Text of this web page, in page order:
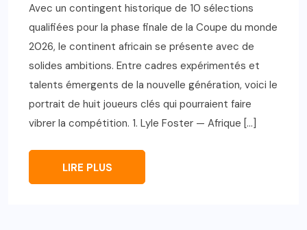
Avec un contingent historique de 10 sélections
qualifiées pour la phase finale de la Coupe du monde
2026, le continent africain se présente avec de
solides ambitions. Entre cadres expérimentés et
talents émergents de la nouvelle génération, voici le
portrait de huit joueurs clés qui pourraient faire
vibrer la compétition. 1. Lyle Foster — Afrique […]
LIRE PLUS